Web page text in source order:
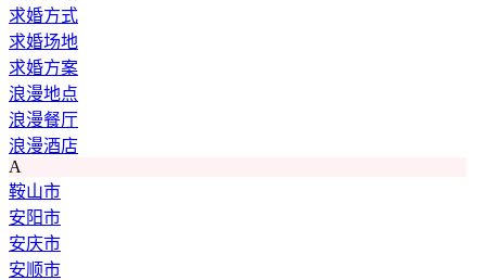
求婚方式
求婚场地
求婚方案
浪漫地点
浪漫餐厅
浪漫酒店
A
鞍山市
安阳市
安庆市
安顺市